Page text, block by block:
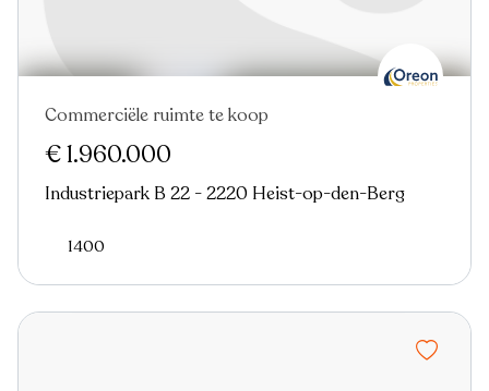
Commerciële ruimte te koop
€ 1.960.000
Industriepark B 22 - 2220 Heist-op-den-Berg
1400